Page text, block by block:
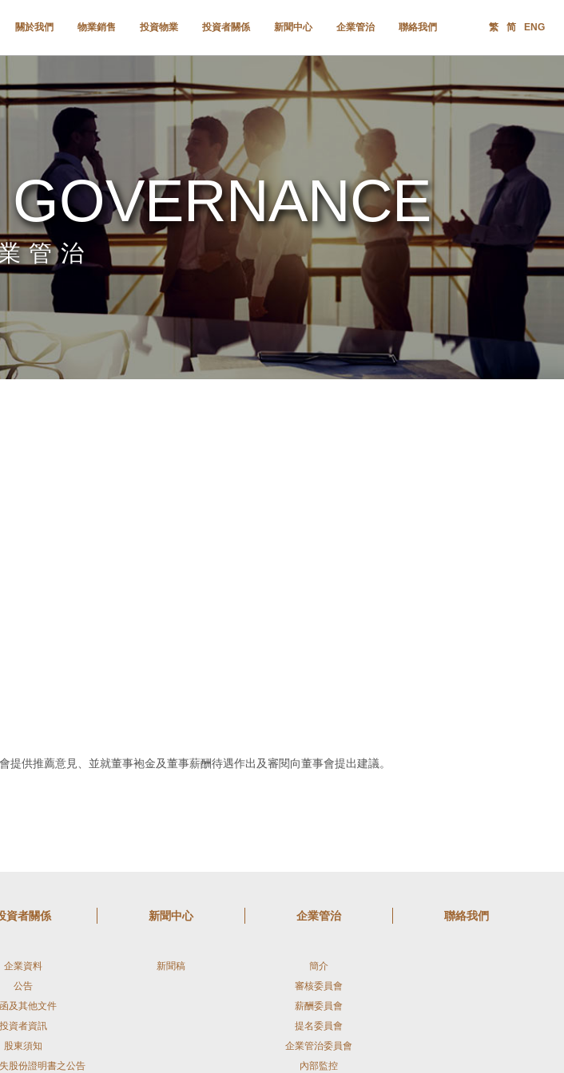
關於我們 物業銷售 投資物業 投資者關係 新聞中心 企業管治 聯絡我們 繁 简 ENG
管治
供推薦意見、並就董事袍金及董事薪酬待遇作出及審閱向董事會提出建議。
資者關係
企業資料
公告
及其他文件
投資者資訊
股東須知
股份證明書之公告
新聞中心
新聞稿
企業管治
簡介
審核委員會
薪酬委員會
提名委員會
企業管治委員會
內部監控
聯絡我們